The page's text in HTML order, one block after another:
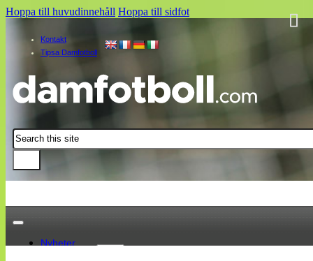
Hoppa till huvudinnehåll Hoppa till sidfot
Kontakt
Tipsa Damfotboll
Sök
Nyheter